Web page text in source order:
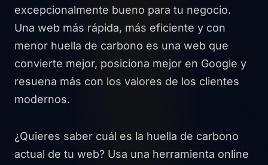
excepcionalmente bueno para tu negocio.
Una web más rápida, más eficiente y con
menor huella de carbono es una web que
convierte mejor, posiciona mejor en Google y
resuena más con los valores de los clientes
modernos.
¿Quieres saber cuál es la huella de carbono
actual de tu web? Usa una herramienta online